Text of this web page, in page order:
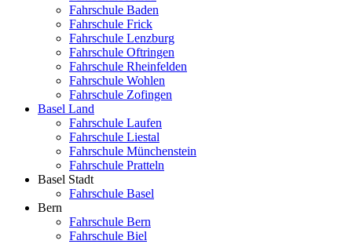
Fahrschule Baden
Fahrschule Frick
Fahrschule Lenzburg
Fahrschule Oftringen
Fahrschule Rheinfelden
Fahrschule Wohlen
Fahrschule Zofingen
Basel Land
Fahrschule Laufen
Fahrschule Liestal
Fahrschule Münchenstein
Fahrschule Pratteln
Basel Stadt
Fahrschule Basel
Bern
Fahrschule Bern
Fahrschule Biel